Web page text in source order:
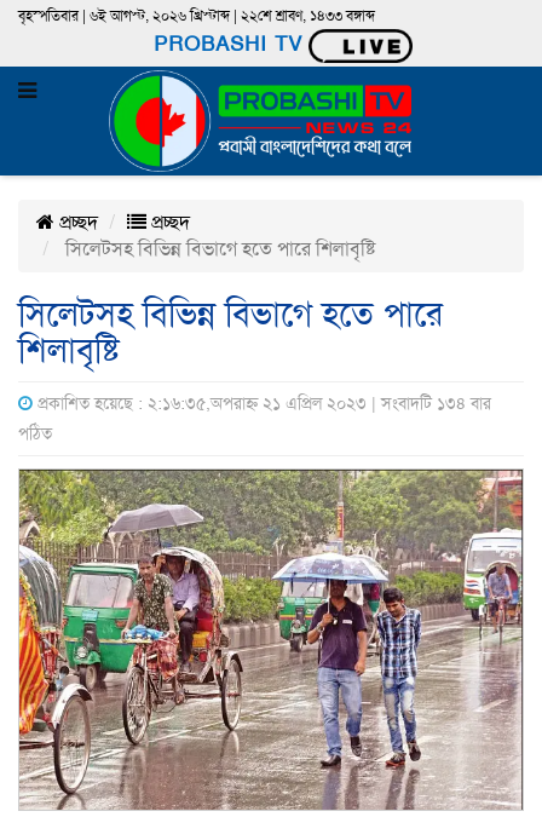
বৃহস্পতিবার | ৬ই আগস্ট, ২০২৬ খ্রিস্টাব্দ | ২২শে শ্রাবণ, ১৪৩৩ বঙ্গাব্দ
PROBASHI TV
প্রচ্ছদ
প্রচ্ছদ
সিলেটসহ বিভিন্ন বিভাগে হতে পারে শিলাবৃষ্টি
সিলেটসহ বিভিন্ন বিভাগে হতে পারে
শিলাবৃষ্টি
প্রকাশিত হয়েছে : ২:১৬:৩৫,অপরাহ্ন ২১ এপ্রিল ২০২৩ | সংবাদটি ১৩৪ বার
পঠিত